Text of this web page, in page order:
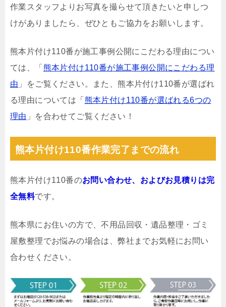
作業スタッフよりお写真を撮らせて頂きたいと申しつ
けがありましたら、ぜひともご協力をお願いします。
熊本片付け110番が施工事例公開にこだわる理由につい
ては、「 熊本片付け110番が施工事例公開にこだわる理
由 」をご覧ください。また、熊本片付け110番が選ばれ
る理由については「 熊本片付け110番が選ばれる6つの
理由 」を合わせてご覧ください！
熊本片付け110番作業完了までの流れ
熊本片付け110番のお問い合わせ、およびお見積りは完
全無料です。
熊本県にお住いの方で、不用品回収・遺品整理・ゴミ
屋敷整理でお悩みの場合は、弊社までお気軽にお問い
合わせください。